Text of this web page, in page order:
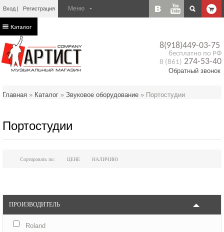
Вход Регистрация
8(918)449-03-75
бесплатно по РФ
8 (861) 274-53-40
Обратный звонок
Каталог
Главная » Каталог » Звуковое оборудование » Портостудии
Портостудии
Сортировать по: ЦЕНЕ НАЛИЧИЮ
ПРОИЗВОДИТЕЛЬ
Roland